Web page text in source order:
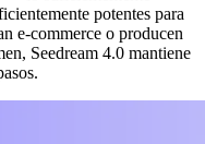
potentes para
e-commerce o producen
Seedream 4.0 mantiene